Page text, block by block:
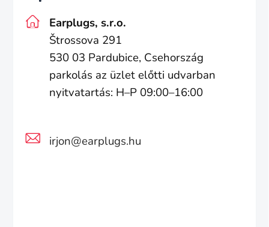
Earplugs, s.r.o.
Štrossova 291
530 03 Pardubice, Csehország
parkolás az üzlet előtti udvarban
nyitvatartás: H–P 09:00–16:00
irjon@earplugs.hu